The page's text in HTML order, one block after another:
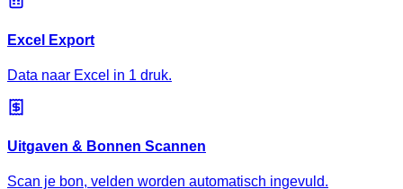
Excel Export
Data naar Excel in 1 druk.
Uitgaven & Bonnen Scannen
Scan je bon, velden worden automatisch ingevuld.